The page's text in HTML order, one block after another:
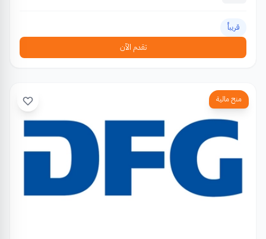
قريباً
تقدم الآن
منح مالية